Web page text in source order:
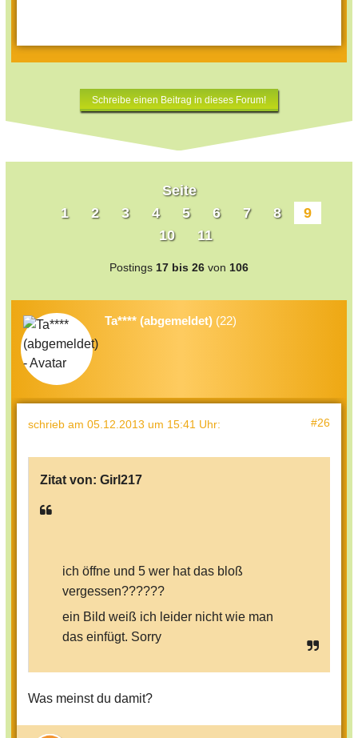
Schreibe einen Beitrag in dieses Forum!
Seite
1
2 3 4 5 6 7 8
9
10
11
Postings 17 bis 26 von 106
Ta**** (abgemeldet) (22)
schrieb am 05.12.2013 um 15:41 Uhr: #26
Zitat von: Girl217
ich öffne und 5 wer hat das bloß
vergessen??????
ein Bild weiß ich leider nicht wie man
das einfügt. Sorry
Was meinst du damit?